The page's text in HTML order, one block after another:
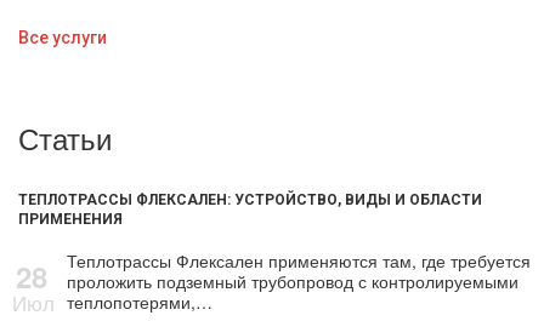
Все услуги
Статьи
ТЕПЛОТРАССЫ ФЛЕКСАЛЕН: УСТРОЙСТВО, ВИДЫ И ОБЛАСТИ
ПРИМЕНЕНИЯ
28
Июл
Теплотрассы Флексален применяются там, где требуется
проложить подземный трубопровод с контролируемыми
теплопотерями,…